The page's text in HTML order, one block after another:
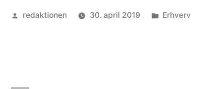
rigtige
Posted
redaktionen 30. april 2019
Posted
Erhverv